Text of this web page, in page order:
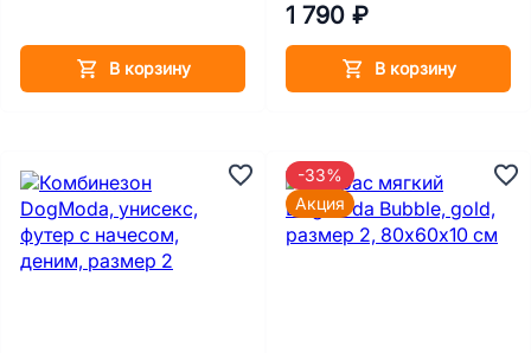
В корзину
1 790 ₽
В корзину
-33%
Акция